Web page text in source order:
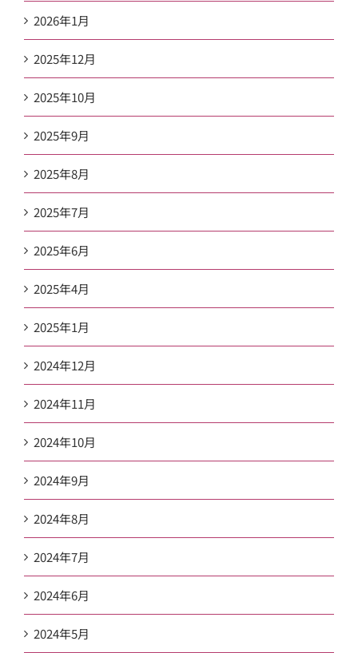
2026年1月
2025年12月
2025年10月
2025年9月
2025年8月
2025年7月
2025年6月
2025年4月
2025年1月
2024年12月
2024年11月
2024年10月
2024年9月
2024年8月
2024年7月
2024年6月
2024年5月